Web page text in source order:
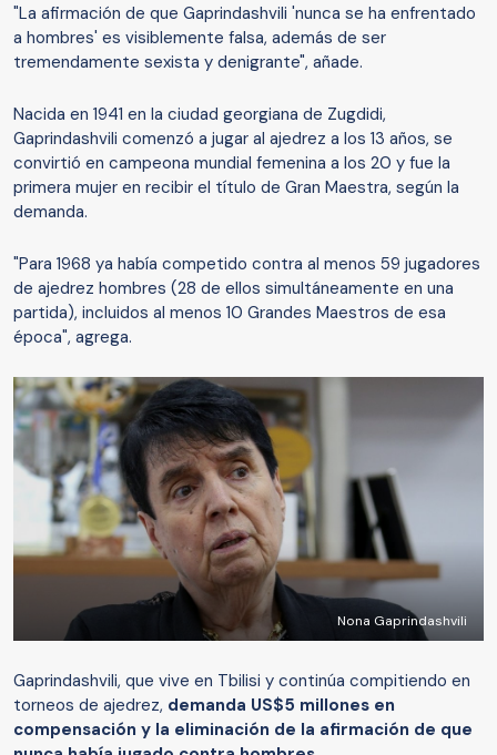
"La afirmación de que Gaprindashvili 'nunca se ha enfrentado
a hombres' es visiblemente falsa, además de ser
tremendamente sexista y denigrante", añade.
Nacida en 1941 en la ciudad georgiana de Zugdidi,
Gaprindashvili comenzó a jugar al ajedrez a los 13 años, se
convirtió en campeona mundial femenina a los 20 y fue la
primera mujer en recibir el título de Gran Maestra, según la
demanda.
"Para 1968 ya había competido contra al menos 59 jugadores
de ajedrez hombres (28 de ellos simultáneamente en una
partida), incluidos al menos 10 Grandes Maestros de esa
época", agrega.
Nona Gaprindashvili
Gaprindashvili, que vive en Tbilisi y continúa compitiendo en
torneos de ajedrez, demanda US$5 millones en
compensación y la eliminación de la afirmación de que